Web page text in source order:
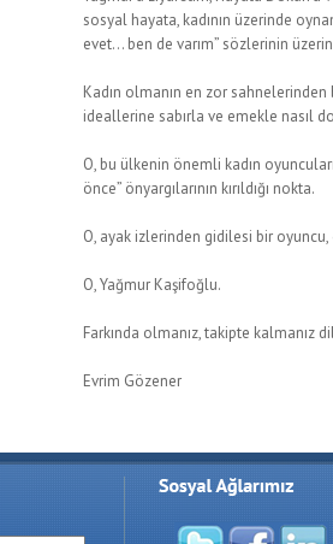
sosyal hayata, kadının üzerinde
evet… ben de varım” sözlerinin
Kadın olmanın en zor
ideallerine sabırla ve emekle nasıl
O, bu ülkenin önemli kadın
önce” önyargılarının kırıldığı nokta.
O, ayak izlerinden gidilesi bir oyuncu,
O, Yağmur Kaşifoğlu.
Farkında olmanız, takipte kalmanız
Evrim Gözener